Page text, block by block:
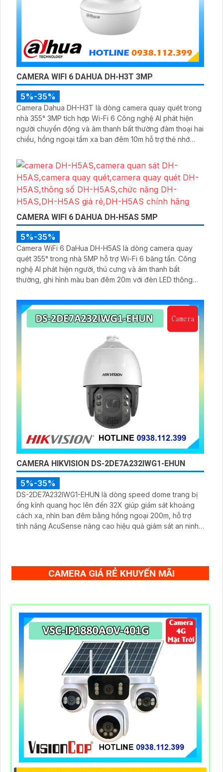
CAMERA WIFI 6 DAHUA DH-H3T 3MP
5%-35%
Camera Dahua DH-H3T là dòng camera quay quét trong
nhà 355° 3MP tích hợp Wi-Fi 6 Công nghệ AI phát hiện
người chuyển động và âm thanh bất thường đàm thoại hai
chiều, hồng ngoại tầm xa ban đêm 10m hỗ trợ thẻ nhớ
DMSS
CAMERA WIFI 6 DAHUA DH-H5AS 5MP
5%-35%
Camera WiFi 6 DaHua DH-H5AS là dòng camera quay
quét 355° trong nhà 5MP hỗ trợ Wi-Fi 6 băng tần. Công
nghệ AI phát hiện người, thú cưng và âm thanh bất
thường, ghi hình màu ban đêm 20m với đèn LED thông
dụng DMSS,
CAMERA HIKVISION DS-2DE7A232IWG1-EHUN
5%-35%
DS-2DE7A232IWG1-EHUN là dòng speed dome trang bị
ống kính quang học lên đến 32X giúp giám sát khoảng
cách xa, nhìn ban đêm bằng hồng ngoại 200m, hỗ trợ
tính năng AcuSense nâng cao hiệu quả giám sát an ninh,
CAMERA GIÁ RẺ KHUYẾN MÃI